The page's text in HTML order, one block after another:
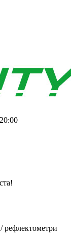
рефлектометри